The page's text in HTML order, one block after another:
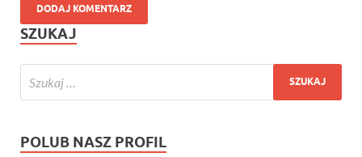
SZUKAJ
POLUB NASZ PROFIL